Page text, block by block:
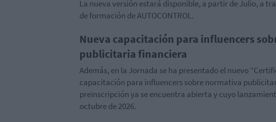
La nueva versión estará disponible, a partir de Julio, a
de formación de AUTOCONTROL.
Nueva capacitación para influencers
publicitaria financiera
Además, en la Jornada se ha presentado el nuevo
capacitación para influencers sobre normativa
preinscripción ya se encuentra abierta y cuyo
octubre de 2026.